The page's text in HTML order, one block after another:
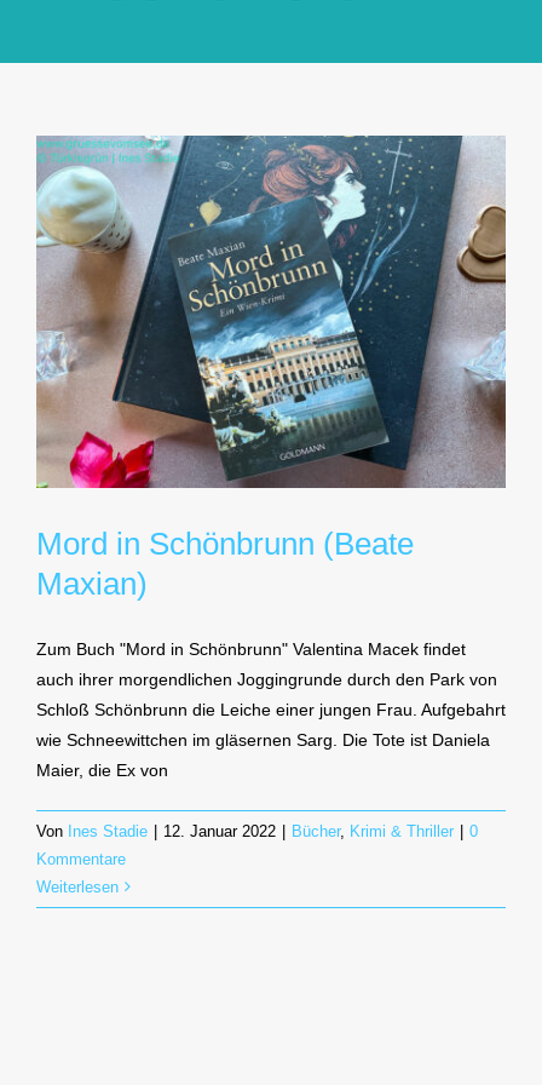
Über mich
Kontakt
Mord in Schönbrunn (Beate
Maxian)
Zum Buch "Mord in Schönbrunn" Valentina Macek findet
auch ihrer morgendlichen Joggingrunde durch den Park von
Schloß Schönbrunn die Leiche einer jungen Frau. Aufgebahrt
wie Schneewittchen im gläsernen Sarg. Die Tote ist Daniela
Maier, die Ex von
Von Ines Stadie | 12. Januar 2022 | Bücher, Krimi & Thriller | 0
Kommentare
Weiterlesen